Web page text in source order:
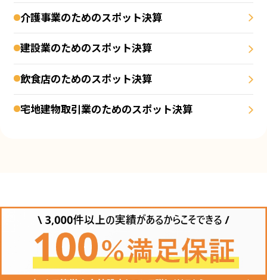
介護事業のためのスポット決算
建設業のためのスポット決算
飲食店のためのスポット決算
宅地建物取引業のためのスポット決算